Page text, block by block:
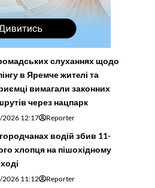
слуханнях щодо
в Яремче житeлі та
вимагали законних
через нацпарк
2026 12:17 Reporter
водій збив 11-
хлопця на пішохідному
2026 11:12 Reporter